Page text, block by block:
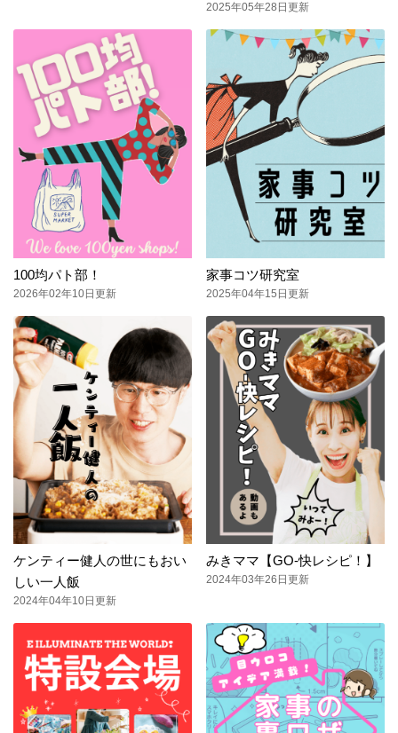
2025年05年28日更新
100均パト部！
2026年02年10日更新
家事コツ研究室
2025年04年15日更新
ケンティー健人の世にもおい
しい一人飯
2024年04年10日更新
みきママ【GO-快レシピ！】
2024年03年26日更新